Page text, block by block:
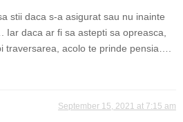
stii daca s-a asigurat sau nu inainte
daca ar fi sa astepti sa opreasca,
traversarea, acolo te prinde pensia….
September 15, 2021 at 7:15 am